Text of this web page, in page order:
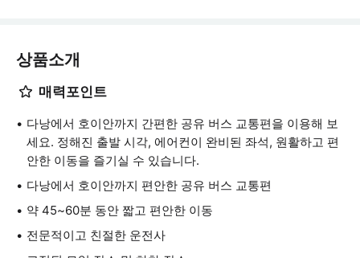
상품소개
매력포인트
다낭에서 호이안까지 간편한 공유 버스 교통편을 이용해 보
세요. 정해진 출발 시각, 에어컨이 완비된 좌석, 원활하고 편
안한 이동을 즐기실 수 있습니다.
다낭에서 호이안까지 편안한 공유 버스 교통편
약 45~60분 동안 짧고 편안한 이동
전문적이고 친절한 운전사